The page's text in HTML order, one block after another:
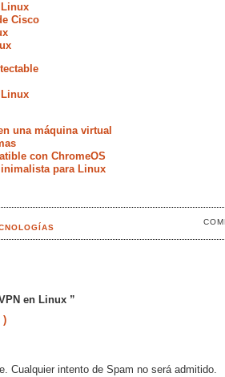
Cisco
una máquina virtual
con ChromeOS
para Linux
en Linux ”
)
Cualquier intento de Spam no será admitido.